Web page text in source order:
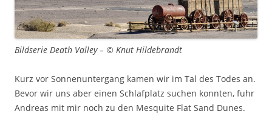
Bildserie Death Valley – © Knut Hildebrandt
Kurz vor Sonnenuntergang kamen wir im Tal des Todes an.
Bevor wir uns aber einen Schlafplatz suchen konnten, fuhr
Andreas mit mir noch zu den Mesquite Flat Sand Dunes.